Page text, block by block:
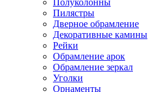
Полуколонны
Пилястры
Дверное обрамление
Декоративные камины
Рейки
Обрамление арок
Обрамление зеркал
Уголки
Орнаменты